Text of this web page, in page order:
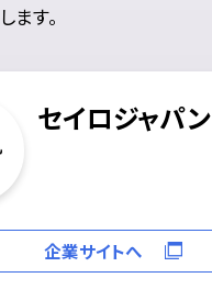
ます。
セイロジャパン
企業サイトへ